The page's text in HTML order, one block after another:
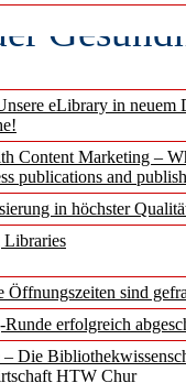
eLibrary in neuem
Content Marketing –
publications and
in höchster
Libraries
Öffnungszeiten sind
erfolgreich
– Die
HTW Chur